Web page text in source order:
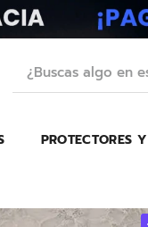
PROTECTORES
TÉRMINOS MÁS
2.
almohada